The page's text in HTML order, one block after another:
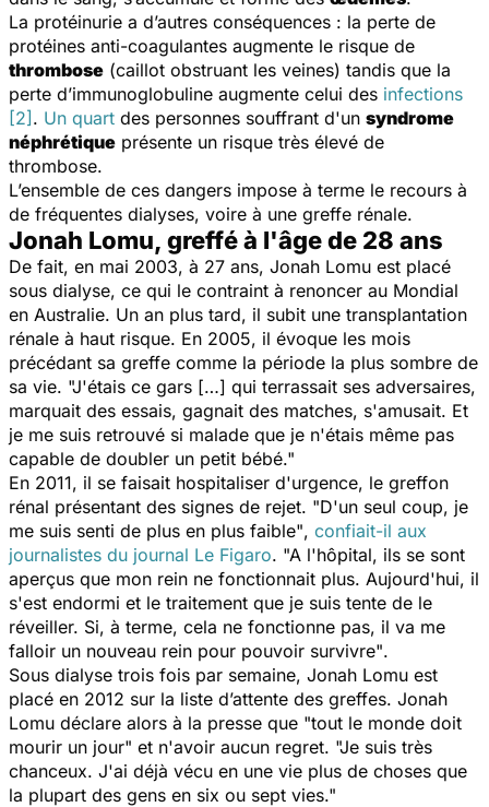
La protéinurie a d’autres conséquences : la perte de
protéines anti-coagulantes augmente le risque de
thrombose (caillot obstruant les veines) tandis que la
perte d’immunoglobuline augmente celui des infections
[2]. Un quart des personnes souffrant d'un syndrome
néphrétique présente un risque très élevé de
thrombose.
L’ensemble de ces dangers impose à terme le recours à
de fréquentes dialyses, voire à une greffe rénale.
Jonah Lomu, greffé à l'âge de 28 ans
De fait, en mai 2003, à 27 ans, Jonah Lomu est placé
sous dialyse, ce qui le contraint à renoncer au Mondial
en Australie. Un an plus tard, il subit une transplantation
rénale à haut risque. En 2005, il évoque les mois
précédant sa greffe comme la période la plus sombre de
sa vie. "J'étais ce gars […] qui terrassait ses adversaires,
marquait des essais, gagnait des matches, s'amusait. Et
je me suis retrouvé si malade que je n'étais même pas
capable de doubler un petit bébé."
En 2011, il se faisait hospitaliser d'urgence, le greffon
rénal présentant des signes de rejet. "D'un seul coup, je
me suis senti de plus en plus faible", confiait-il aux
journalistes du journal Le Figaro. "A l'hôpital, ils se sont
aperçus que mon rein ne fonctionnait plus. Aujourd'hui, il
s'est endormi et le traitement que je suis tente de le
réveiller. Si, à terme, cela ne fonctionne pas, il va me
falloir un nouveau rein pour pouvoir survivre".
Sous dialyse trois fois par semaine, Jonah Lomu est
placé en 2012 sur la liste d’attente des greffes. Jonah
Lomu déclare alors à la presse que "tout le monde doit
mourir un jour" et n'avoir aucun regret. "Je suis très
chanceux. J'ai déjà vécu en une vie plus de choses que
la plupart des gens en six ou sept vies."